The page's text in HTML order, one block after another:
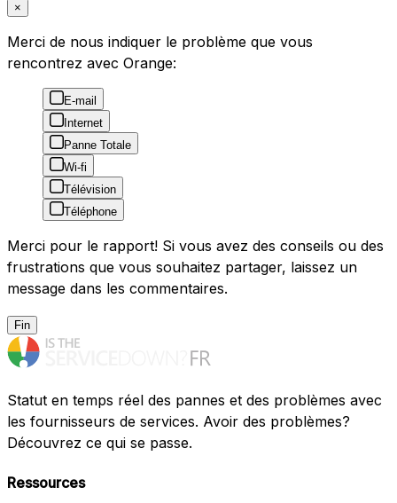
×
Merci de nous indiquer le problème que vous
rencontrez avec Orange:
E-mail
Internet
Panne Totale
Wi-fi
Télévision
Téléphone
Merci pour le rapport! Si vous avez des conseils ou des
frustrations que vous souhaitez partager, laissez un
message dans les commentaires.
Fin
Statut en temps réel des pannes et des problèmes avec
les fournisseurs de services. Avoir des problèmes?
Découvrez ce qui se passe.
Ressources